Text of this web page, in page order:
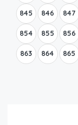
845 846 847
854 855 856
863 864 865